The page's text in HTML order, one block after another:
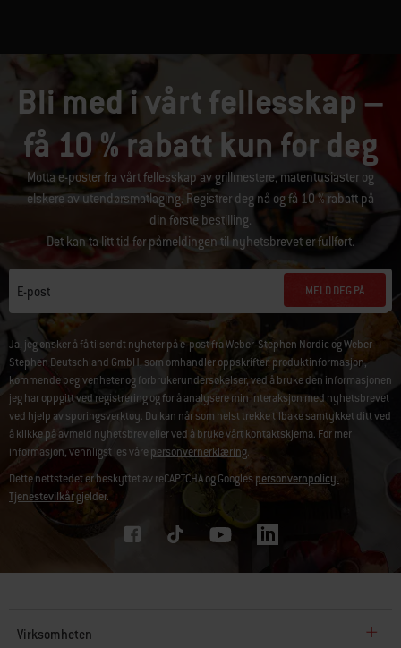
Bli med i vårt fellesskap –
få 10 % rabatt kun for deg
Motta e-poster fra vårt fellesskap av grillmestere, matentusiaster og
elskere av utendørsmatlaging. Registrer deg nå og få 10 % rabatt på
din første bestilling.
Det kan ta litt tid før påmeldingen til nyhetsbrevet er fullført.
E-post MELD DEG PÅ
Ja, jeg ønsker å få tilsendt nyheter på e-post fra Weber-Stephen Nordic og Weber-
Stephen Deutschland GmbH, som omhandler oppskrifter, produktinformasjon,
kommende begivenheter og forbrukerundersøkelser, ved å bruke den informasjonen
jeg har oppgitt ved registrering og for å analysere min interaksjon med nyhetsbrevet
ved hjelp av sporingsverktøy. Du kan når som helst trekke tilbake samtykket ditt ved
å klikke påavmeld nyhetsbreveller ved å bruke vårtkontaktskjema. For mer
informasjon, vennligst les vårepersonvernerklæring.
Dette nettstedet er beskyttet av reCAPTCHA og Googlespersonvernpolicy.
Tjenestevilkårgjelder.
Virksomheten